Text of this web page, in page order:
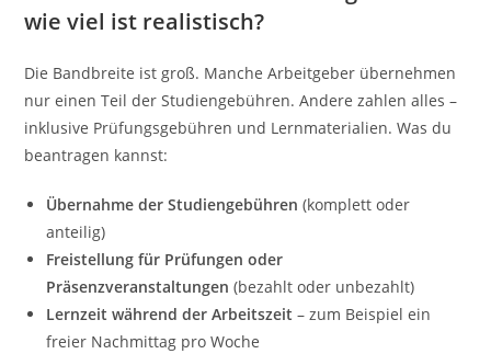
wie viel ist realistisch?
Die Bandbreite ist groß. Manche Arbeitgeber übernehmen
nur einen Teil der Studiengebühren. Andere zahlen alles –
inklusive Prüfungsgebühren und Lernmaterialien. Was du
beantragen kannst:
Übernahme der Studiengebühren (komplett oder
anteilig)
Freistellung für Prüfungen oder
Präsenzveranstaltungen (bezahlt oder unbezahlt)
Lernzeit während der Arbeitszeit – zum Beispiel ein
freier Nachmittag pro Woche